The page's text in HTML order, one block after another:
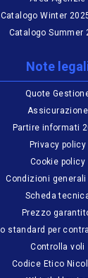
Catalogo Winter
Catalogo Summer
Note
Quote
Assicurazione
Partire informati
Privacy policy
Cookie policy
Condizioni generali
Scheda
Prezzo
standard per
Controlla voli
Codice Etico